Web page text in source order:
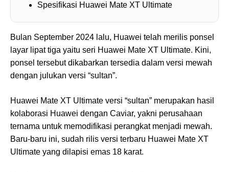
Spesifikasi Huawei Mate XT Ultimate
Bulan September 2024 lalu, Huawei telah merilis ponsel
layar lipat tiga yaitu seri Huawei Mate XT Ultimate. Kini,
ponsel tersebut dikabarkan tersedia dalam versi mewah
dengan julukan versi “sultan”.
Huawei Mate XT Ultimate versi “sultan” merupakan hasil
kolaborasi Huawei dengan Caviar, yakni perusahaan
ternama untuk memodifikasi perangkat menjadi mewah.
Baru-baru ini, sudah rilis versi terbaru Huawei Mate XT
Ultimate yang dilapisi emas 18 karat.